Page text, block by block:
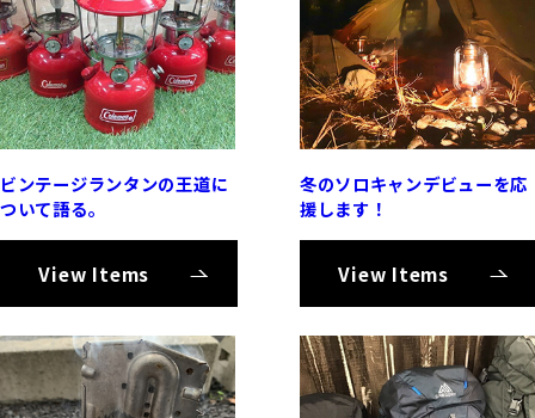
ビンテージランタンの王道に
ついて語る。
View Items
冬のソロキャンデビューを応
援します！
View Items